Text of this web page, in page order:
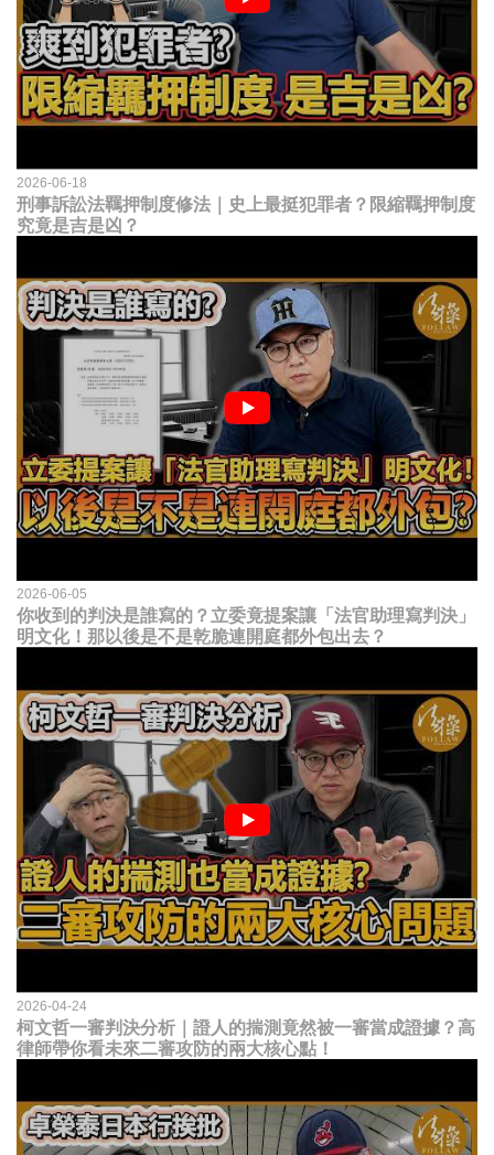
2026-06-18
刑事訴訟法羈押制度修法｜史上最挺犯罪者？限縮羈押制度
究竟是吉是凶？
2026-06-05
你收到的判決是誰寫的？立委竟提案讓「法官助理寫判決」
明文化！那以後是不是乾脆連開庭都外包出去？
2026-04-24
柯文哲一審判決分析｜證人的揣測竟然被一審當成證據？高
律師帶你看未來二審攻防的兩大核心點！